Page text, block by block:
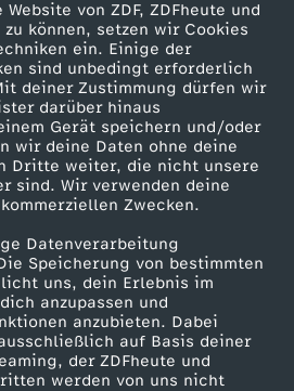
von ZDF, ZDFheute und
können, setzen wir Cookies
ein. Einige der
sind unbedingt erforderlich
deiner Zustimmung dürfen wir
darüber hinaus
Gerät speichern und/oder
wir deine Daten ohne deine
Dritte weiter, die nicht unsere
sind. Wir verwenden deine
Zwecken.
Datenverarbeitung
Speicherung von bestimmten
uns, dein Erlebnis im
anzupassen und
anzubieten. Dabei
auf Basis deiner
der ZDFheute und
werden von uns nicht
Service
ZDFmitreden
Kontakt zum ZDF
Tickets
Zuschauerservice
Hilfe